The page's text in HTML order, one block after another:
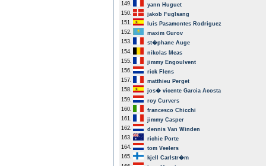
149.
yann Huguet
150.
jakob Fuglsang
151.
luis Pasamontes Rodriguez
152.
maxim Gurov
153.
st�phane Auge
154.
nikolas Meas
155.
jimmy Engoulvent
156.
rick Flens
157.
matthieu Perget
158.
jos� vicente Garcia Acosta
159.
roy Curvers
160.
francesco Chicchi
161.
jimmy Casper
162.
dennis Van Winden
163.
richie Porte
164.
tom Veelers
165.
kjell Carlstr�m